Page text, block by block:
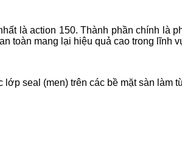
là action 150. Thành phần chính là
toàn mang lại hiệu quả cao trong lĩnh
seal (men) trên các bề mặt sàn làm